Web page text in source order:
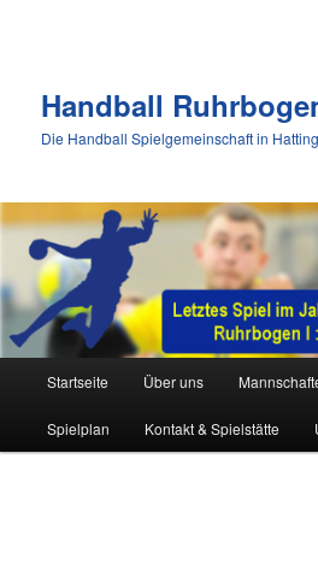
Handball
Die Handball Spielgemeinschaft in
Startseite Über uns
Spielplan Kontakt & Spielstätte